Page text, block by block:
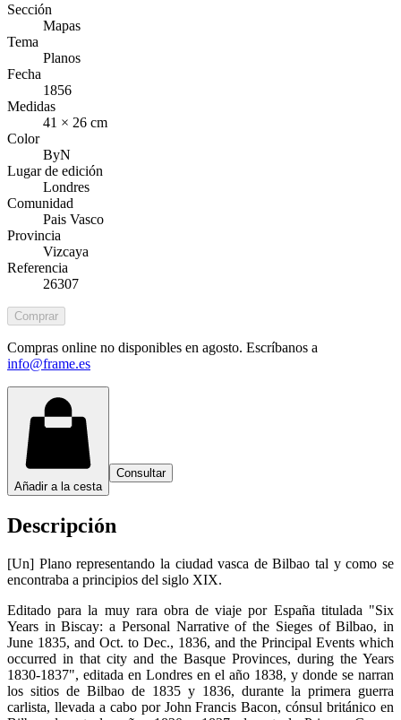
Sección
Mapas
Tema
Planos
Fecha
1856
Medidas
41 × 26 cm
Color
ByN
Lugar de edición
Londres
Comunidad
Pais Vasco
Provincia
Vizcaya
Referencia
26307
Comprar
Compras online no disponibles en agosto. Escríbanos a
info@frame.es
Añadir a la cesta
Consultar
Descripción
[Un] Plano representando la ciudad vasca de Bilbao tal y como se
encontraba a principios del siglo XIX.
Editado para la muy rara obra de viaje por España titulada "Six
Years in Biscay: a Personal Narrative of the Sieges of Bilbao, in
June 1835, and Oct. to Dec., 1836, and the Principal Events which
occurred in that city and the Basque Provinces, during the Years
1830-1837", editada en Londres en el año 1838, y donde se narran
los sitios de Bilbao de 1835 y 1836, durante la primera guerra
carlista, llevada a cabo por John Francis Bacon, cónsul británico en